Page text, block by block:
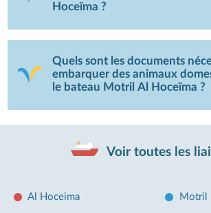
Hoceïma ?
Quels sont les documents
embarquer des animaux
le bateau Motril Al Hoceïma ?
Voir toutes les
Al Hoceima Motril